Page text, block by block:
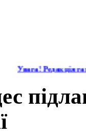
Увага! Редакція